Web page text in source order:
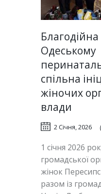
Благодійна
Одеському
спільна
жіночих
влади
2 Січня, 2026
1 січня 2026
громадської
жінок
разом із